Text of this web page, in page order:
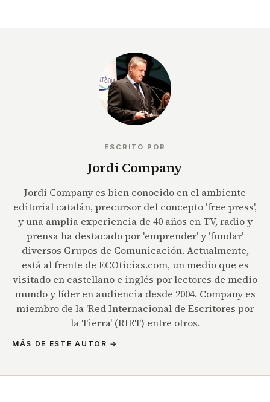
ESCRITO POR
Jordi Company
Jordi Company es bien conocido en el ambiente
editorial catalán, precursor del concepto 'free press',
y una amplia experiencia de 40 años en TV, radio y
prensa ha destacado por 'emprender' y 'fundar'
diversos Grupos de Comunicación. Actualmente,
está al frente de ECOticias.com, un medio que es
visitado en castellano e inglés por lectores de medio
mundo y líder en audiencia desde 2004. Company es
miembro de la 'Red Internacional de Escritores por
la Tierra' (RIET) entre otros.
MÁS DE ESTE AUTOR →